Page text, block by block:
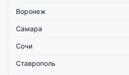
Воронеж
Самара
Сочи
Ставрополь